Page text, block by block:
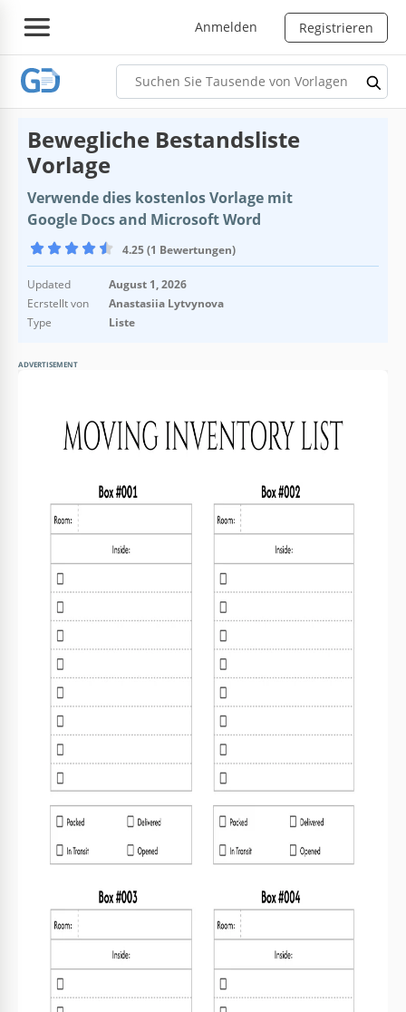
Anmelden Registrieren
Bewegliche Bestandsliste
Vorlage
Verwende dies kostenlos Vorlage mit
Google Docs and Microsoft Word
4.25 (1 Bewertungen)
Updated
August 1, 2026
Ecrstellt von
Anastasiia Lytvynova
Type
Liste
ADVERTISEMENT